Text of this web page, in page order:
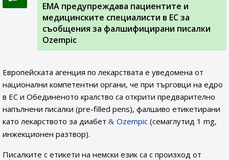
EMA предупреждава пациентите и
медицинските специалисти в ЕС за
съобщения за фалшифицирани писалки
Ozempic
Европейската агенция по лекарствата е уведомена от
национални компетентни органи, че при търговци на едро
в ЕС и Обединеното кралство са открити предварително
напълнени писалки (pre-filled pens), фалшиво етикетирани
като лекарството за диабет
Ozempic (семаглутид 1 mg,
инжекционен разтвор).
Писалките с етикети на немски език са с произход от